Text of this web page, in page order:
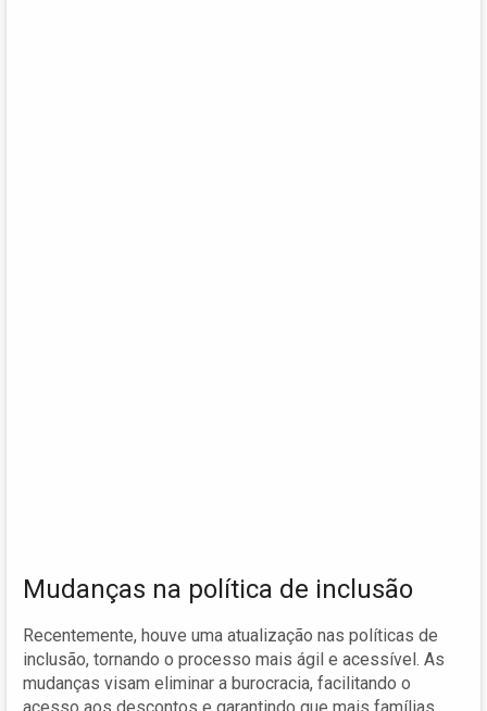
Mudanças na política de inclusão
Recentemente, houve uma atualização nas políticas de
inclusão, tornando o processo mais ágil e acessível. As
mudanças visam eliminar a burocracia, facilitando o
acesso aos descontos e garantindo que mais famílias